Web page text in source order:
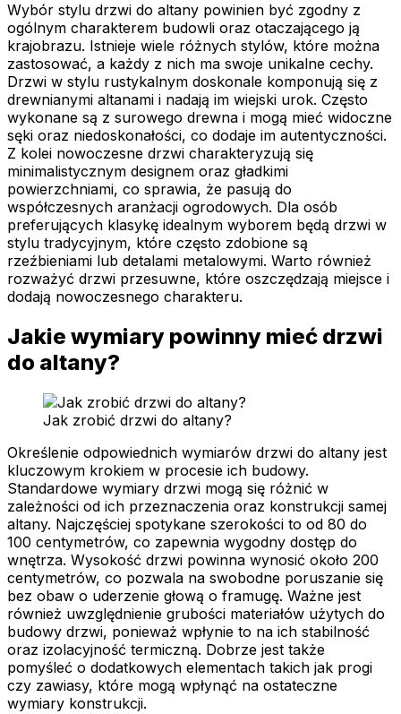
Wybór stylu drzwi do altany powinien być zgodny z
ogólnym charakterem budowli oraz otaczającego ją
krajobrazu. Istnieje wiele różnych stylów, które można
zastosować, a każdy z nich ma swoje unikalne cechy.
Drzwi w stylu rustykalnym doskonale komponują się z
drewnianymi altanami i nadają im wiejski urok. Często
wykonane są z surowego drewna i mogą mieć widoczne
sęki oraz niedoskonałości, co dodaje im autentyczności.
Z kolei nowoczesne drzwi charakteryzują się
minimalistycznym designem oraz gładkimi
powierzchniami, co sprawia, że pasują do
współczesnych aranżacji ogrodowych. Dla osób
preferujących klasykę idealnym wyborem będą drzwi w
stylu tradycyjnym, które często zdobione są
rzeźbieniami lub detalami metalowymi. Warto również
rozważyć drzwi przesuwne, które oszczędzają miejsce i
dodają nowoczesnego charakteru.
Jakie wymiary powinny mieć drzwi
do altany?
Jak zrobić drzwi do altany?
Określenie odpowiednich wymiarów drzwi do altany jest
kluczowym krokiem w procesie ich budowy.
Standardowe wymiary drzwi mogą się różnić w
zależności od ich przeznaczenia oraz konstrukcji samej
altany. Najczęściej spotykane szerokości to od 80 do
100 centymetrów, co zapewnia wygodny dostęp do
wnętrza. Wysokość drzwi powinna wynosić około 200
centymetrów, co pozwala na swobodne poruszanie się
bez obaw o uderzenie głową o framugę. Ważne jest
również uwzględnienie grubości materiałów użytych do
budowy drzwi, ponieważ wpłynie to na ich stabilność
oraz izolacyjność termiczną. Dobrze jest także
pomyśleć o dodatkowych elementach takich jak progi
czy zawiasy, które mogą wpłynąć na ostateczne
wymiary konstrukcji.